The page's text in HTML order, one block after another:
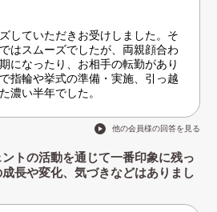
していただきお受けしました。そ
はスムーズでしたが、両親顔合わ
になったり、お相手の転勤があり
指輪や挙式の準備・実施、引っ越
濃い半年でした。
他の会員様の回答を見る
トの活動を通じて一番印象に残っ
長や変化、気づきなどはありまし